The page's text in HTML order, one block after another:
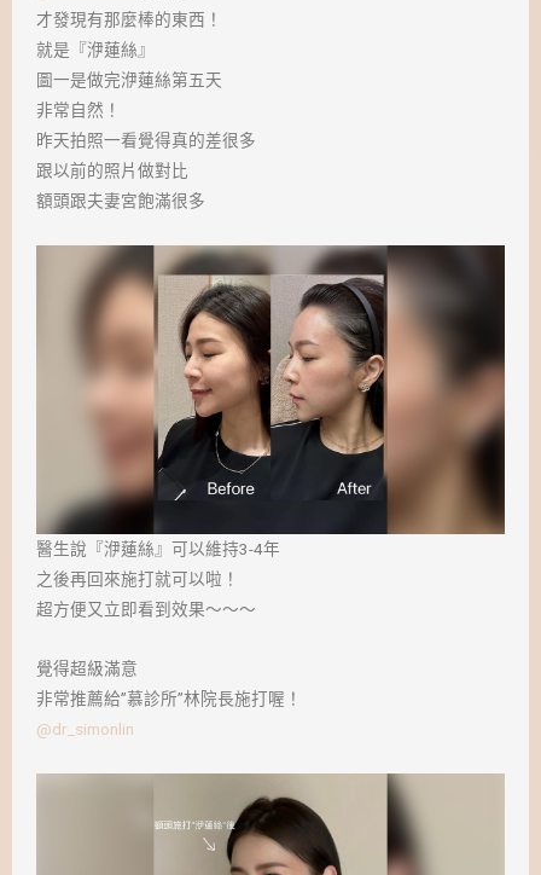
才發現有那麼棒的東西！
就是『洢蓮絲』
圖一是做完洢蓮絲第五天
非常自然！
昨天拍照一看覺得真的差很多
跟以前的照片做對比
額頭跟夫妻宮飽滿很多
醫生說『洢蓮絲』可以維持3-4年
之後再回來施打就可以啦！
超方便又立即看到效果～～～
覺得超級滿意
非常推薦給”慕診所”林院長施打喔！
@dr_simonlin